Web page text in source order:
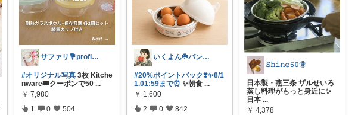
サファリ‎💐profileにてお礼
#オリジナル写真 3枚 Kitche
nware🎟クーポンで50 ...
￥ 7,980
1 0 504
いくよん☘️パンのある暮らし✨
#20%ポイントバック❣️✨8/1
1.01:59まで⏰ ✨朝食 ...
￥ 1,600
2 0 842
𝚂𝚑𝚒𝚗𝚎𝟼𝟶🌞
日本製・燕三条 ザルせいろ
蒸し料理がもっと身近に✨
日本 ...
￥ 4,378